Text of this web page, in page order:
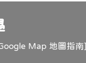
Map 地圖指南]